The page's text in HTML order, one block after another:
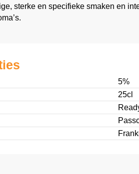
sterke en specifieke smaken en
5%
25cl